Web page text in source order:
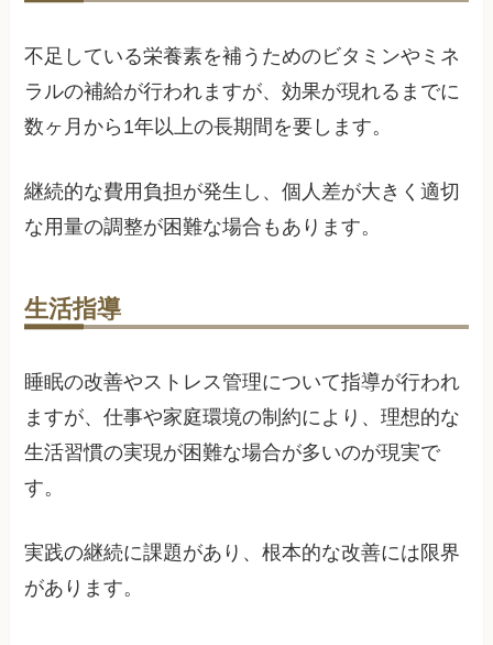
不足している栄養素を補うためのビタミンやミネ
ラルの補給が行われますが、効果が現れるまでに
数ヶ月から1年以上の長期間を要します。
継続的な費用負担が発生し、個人差が大きく適切
な用量の調整が困難な場合もあります。
生活指導
睡眠の改善やストレス管理について指導が行われ
ますが、仕事や家庭環境の制約により、理想的な
生活習慣の実現が困難な場合が多いのが現実で
す。
実践の継続に課題があり、根本的な改善には限界
があります。